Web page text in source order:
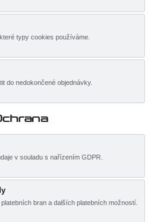
typy cookies používáme.
do nedokončené objednávky.
v souladu s nařízením GDPR.
bran a dalších platebních možností.